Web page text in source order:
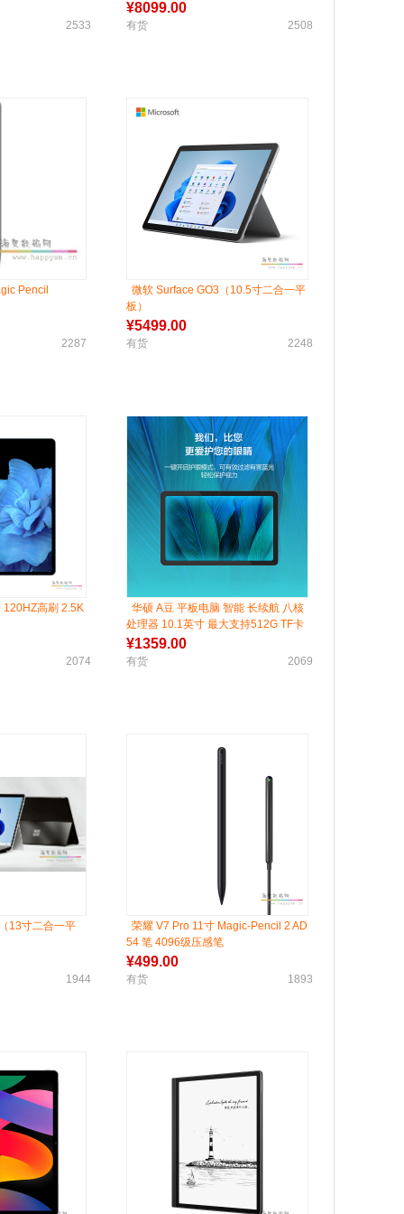
2533
¥8099.00
有货 2508
Pencil
2287
微软 Surface GO3（10.5寸二合一平
板）
¥5499.00
有货 2248
120HZ高刷 2.5K
2074
华硕 A豆 平板电脑 智能 长续航 八核
处理器 10.1英寸 最大支持512G TF卡
¥1359.00
有货 2069
13寸二合一平
1944
荣耀 V7 Pro 11寸 Magic-Pencil 2 AD
54 笔 4096级压感笔
¥499.00
有货 1893